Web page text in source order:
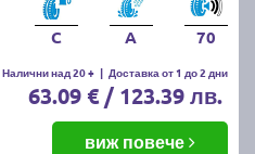
C A 70
Налични над 20 + | Доставка от 1 до 2 дни
63.09 € / 123.39 лв.
виж повече